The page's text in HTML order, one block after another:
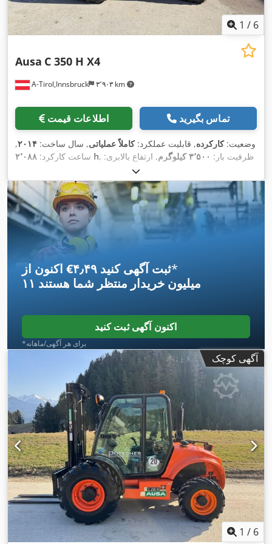
1 / 6
A-Tirol,Innsbruck ۳٬۹۰۳ km
Ausa C 350 H X4
اطلاعات قیمت تماس بگیرید
وضعیت:کارکرده, قابلیت عملکرد:کاملاً عملیاتی, سال ساخت: ۲۰۱۴,
ساعت کارکرد: ۲٬۰۸۸ h , ظرفیت بار: ۳٬۵۰۰ کیلوگرم
, ارتفاع بالابری:
دیزل, نوع دکل:
۲٬۷۰۰ میلی‌متر
, قدرت:۳۱ کیلووات (۴۲٫۱۵ اسب بخار)
, طول
شاخک‌ها:۱٬۱۵۰ میلی‌متر , نوع سیستم انتقال قدرت:Diesel,
اکنون از ‎€۴٫۴۹ ثبت آگهی کنید*
۱۱ میلیون خریدار منتظر شما هستند
اکنون آگهی ثبت کنید
*برای هر آگهی/ماهانه
آگهی کوچک
1 / 6